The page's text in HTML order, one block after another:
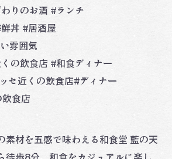
りのお酒 #ランチ
丼 #居酒屋
雰囲気
の飲食店 #和食ディナー
セ近くの飲食店#ディナー
食店
素材を五感で味わえる和食堂 藍の天